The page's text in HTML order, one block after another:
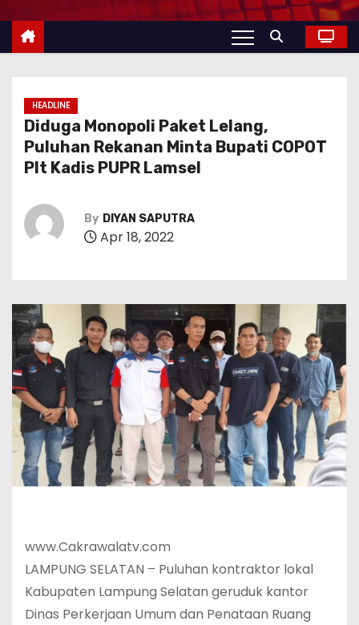
HEADLINE
Diduga Monopoli Paket Lelang,
Puluhan Rekanan Minta Bupati COPOT
Plt Kadis PUPR Lamsel
By DIYAN SAPUTRA
Apr 18, 2022
www.Cakrawalatv.com
LAMPUNG SELATAN – Puluhan kontraktor lokal
Kabupaten Lampung Selatan geruduk kantor
Dinas Perkerjaan Umum dan Penataan Ruang